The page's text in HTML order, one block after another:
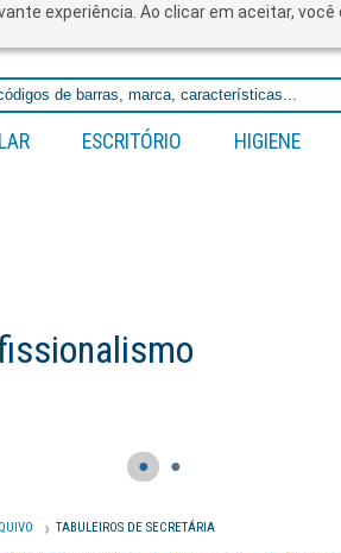
experiência. Ao clicar em aceitar,
ESCRITÓRIO HIGIENE
● ●
TABULEIROS DE SECRETÁRIA